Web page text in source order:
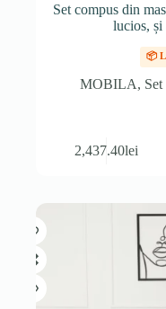
Set compus din
lucios,
📦
MOBILA, Set
2,437.40lei